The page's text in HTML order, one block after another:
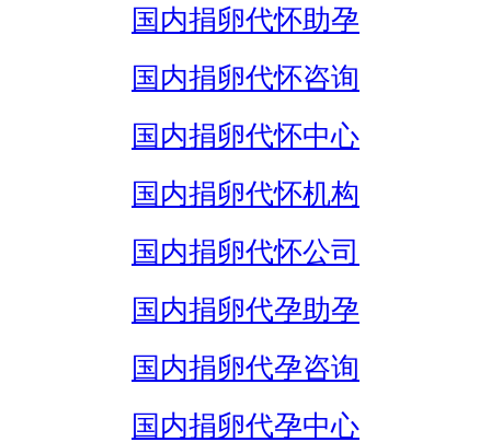
国内捐卵代怀助孕
国内捐卵代怀咨询
国内捐卵代怀中心
国内捐卵代怀机构
国内捐卵代怀公司
国内捐卵代孕助孕
国内捐卵代孕咨询
国内捐卵代孕中心